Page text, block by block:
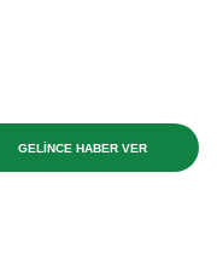
GELİNCE HABER VER